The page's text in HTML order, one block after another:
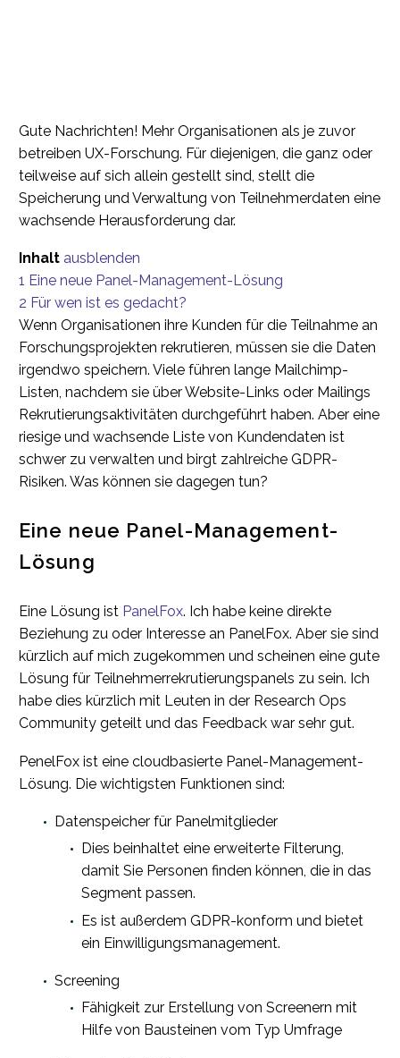
Gute Nachrichten! Mehr Organisationen als je zuvor
betreiben UX-Forschung. Für diejenigen, die ganz oder
teilweise auf sich allein gestellt sind, stellt die
Speicherung und Verwaltung von Teilnehmerdaten eine
wachsende Herausforderung dar.
Inhalt ausblenden
1 Eine neue Panel-Management-Lösung
2 Für wen ist es gedacht?
Wenn Organisationen ihre Kunden für die Teilnahme an
Forschungsprojekten rekrutieren, müssen sie die Daten
irgendwo speichern. Viele führen lange Mailchimp-
Listen, nachdem sie über Website-Links oder Mailings
Rekrutierungsaktivitäten durchgeführt haben. Aber eine
riesige und wachsende Liste von Kundendaten ist
schwer zu verwalten und birgt zahlreiche GDPR-
Risiken. Was können sie dagegen tun?
Eine neue Panel-Management-
Lösung
Eine Lösung ist PanelFox. Ich habe keine direkte
Beziehung zu oder Interesse an PanelFox. Aber sie sind
kürzlich auf mich zugekommen und scheinen eine gute
Lösung für Teilnehmerrekrutierungspanels zu sein. Ich
habe dies kürzlich mit Leuten in der Research Ops
Community geteilt und das Feedback war sehr gut.
PenelFox ist eine cloudbasierte Panel-Management-
Lösung. Die wichtigsten Funktionen sind:
Datenspeicher für Panelmitglieder
Dies beinhaltet eine erweiterte Filterung,
damit Sie Personen finden können, die in das
Segment passen.
Es ist außerdem GDPR-konform und bietet
ein Einwilligungsmanagement.
Screening
Fähigkeit zur Erstellung von Screenern mit
Hilfe von Bausteinen vom Typ Umfrage